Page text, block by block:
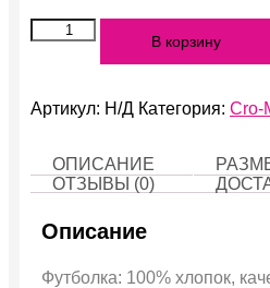
Количество
Cro-
В корзину
Артикул: Н/Д Категория: Cro-
ОПИСАНИЕ
ОТЗЫВЫ (0)
Описание
Футболка: 100% хлопок,